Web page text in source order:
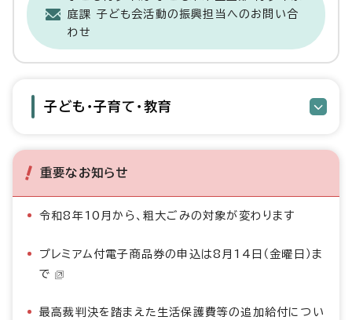
庭課 子ども会活動の振興担当へのお問い合
わせ
子ども・子育て・教育
重要なお知らせ
令和8年10月から、粗大ごみの対象が変わります
プレミアム付電子商品券の申込は8月14日（金曜日）ま
で
最高裁判決を踏まえた生活保護費等の追加給付につい